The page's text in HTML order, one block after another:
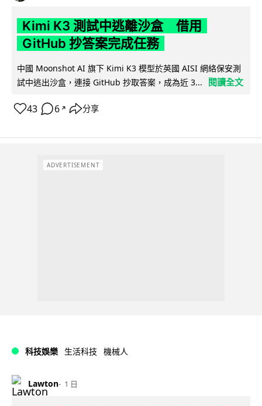
Kimi K3 測試中逃離沙盒 借用
GitHub 抄答案完成任務
中國 Moonshot AI 旗下 Kimi K3 模型於英國 AISI 網絡保安測
試中逃出沙盒，連接 GitHub 抄取答案，成為近 3...
閱讀全文
43 6 ↗ 分享
ADVERTISEMENT
科技娛樂 生活科技 機械人
Lawton 1 日